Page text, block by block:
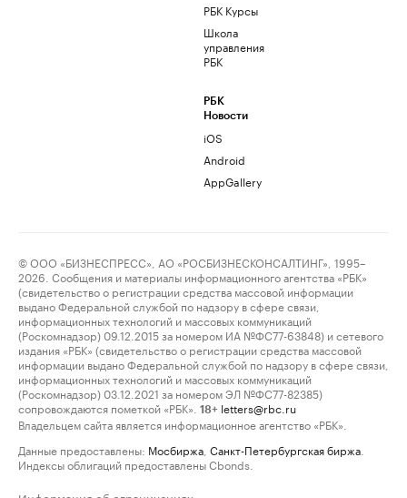
РБК Курсы
Школа
управления
РБК
РБК
Новости
iOS
Android
AppGallery
© ООО «БИЗНЕСПРЕСС», АО «РОСБИЗНЕСКОНСАЛТИНГ», 1995–
2026. Сообщения и материалы информационного агентства «РБК»
(свидетельство о регистрации средства массовой информации
выдано Федеральной службой по надзору в сфере связи,
информационных технологий и массовых коммуникаций
(Роскомнадзор) 09.12.2015 за номером ИА №ФС77-63848) и сетевого
издания «РБК» (свидетельство о регистрации средства массовой
информации выдано Федеральной службой по надзору в сфере связи,
информационных технологий и массовых коммуникаций
(Роскомнадзор) 03.12.2021 за номером ЭЛ №ФС77-82385)
сопровождаются пометкой «РБК».
18+ letters@rbc.ru
Владельцем сайта является информационное агентство «РБК».
Данные предоставлены: Мосбиржа Санкт-Петербургская биржа
Индексы облигаций предоставлены Cbonds.